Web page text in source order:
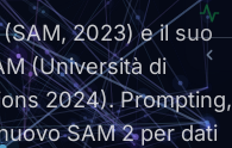
2023) e il suo
(Università di
2024). Prompting,
SAM 2 per dati